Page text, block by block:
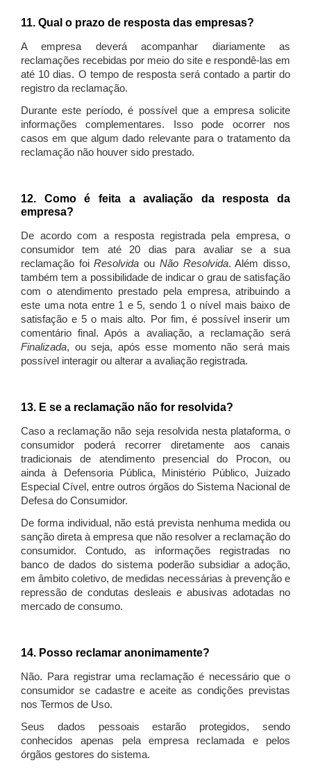
11. Qual o prazo de resposta das empresas?
A empresa deverá acompanhar diariamente as
reclamações recebidas por meio do site e respondê-las em
até 10 dias. O tempo de resposta será contado a partir do
registro da reclamação.
Durante este período, é possível que a empresa solicite
informações complementares. Isso pode ocorrer nos
casos em que algum dado relevante para o tratamento da
reclamação não houver sido prestado.
12. Como é feita a avaliação da resposta da
empresa?
De acordo com a resposta registrada pela empresa, o
consumidor tem até 20 dias para avaliar se a sua
reclamação foiResolvida ou Não Resolvida. Além disso,
também tem a possibilidade de indicar o grau de satisfação
com o atendimento prestado pela empresa, atribuindo a
este uma nota entre 1 e 5, sendo 1 o nível mais baixo de
satisfação e 5 o mais alto. Por fim, é possível inserir um
comentário final. Após a avaliação, a reclamação será
Finalizada, ou seja, após esse momento não será mais
possível interagir ou alterar a avaliação registrada.
13. E se a reclamação não for resolvida?
Caso a reclamação não seja resolvida nesta plataforma, o
consumidor poderá recorrer diretamente aos canais
tradicionais de atendimento presencial do Procon, ou
ainda à Defensoria Pública, Ministério Público, Juizado
Especial Cível, entre outros órgãos do Sistema Nacional de
Defesa do Consumidor.
De forma individual, não está prevista nenhuma medida ou
sanção direta à empresa que não resolver a reclamação do
consumidor. Contudo, as informações registradas no
banco de dados do sistema poderão subsidiar a adoção,
em âmbito coletivo, de medidas necessárias à prevenção e
repressão de condutas desleais e abusivas adotadas no
mercado de consumo.
14. Posso reclamar anonimamente?
Não. Para registrar uma reclamação é necessário que o
consumidor se cadastre e aceite as condições previstas
nos Termos de Uso.
Seus dados pessoais estarão protegidos, sendo
conhecidos apenas pela empresa reclamada e pelos
órgãos gestores do sistema.